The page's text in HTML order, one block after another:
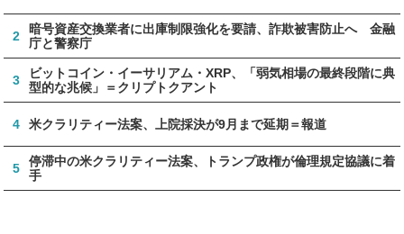
2
暗号資産交換業者に出庫制限強化を要請、詐欺被害防止へ 金融
庁と警察庁
3
ビットコイン・イーサリアム・XRP、「弱気相場の最終段階に典
型的な兆候」＝クリプトクアント
4 米クラリティー法案、上院採決が9月まで延期＝報道
5
停滞中の米クラリティー法案、トランプ政権が倫理規定協議に着
手